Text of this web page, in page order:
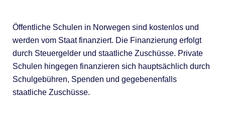
Öffentliche Schulen in Norwegen sind kostenlos und
werden vom Staat finanziert. Die Finanzierung erfolgt
durch Steuergelder und staatliche Zuschüsse. Private
Schulen hingegen finanzieren sich hauptsächlich durch
Schulgebühren, Spenden und gegebenenfalls
staatliche Zuschüsse.